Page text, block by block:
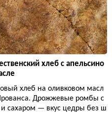
хлеб с апельсино
хлеб на оливковом масл
Дрожжевые ромбы с
сахаром — вкус цедры без ш